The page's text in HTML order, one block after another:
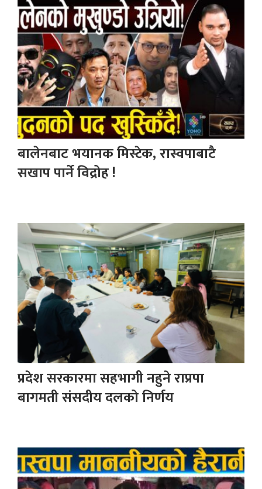
बालेनबाट भयानक मिस्टेक, रास्वपाबाटै
सखाप पार्ने विद्रोह !
प्रदेश सरकारमा सहभागी नहुने राप्रपा
बागमती संसदीय दलको निर्णय